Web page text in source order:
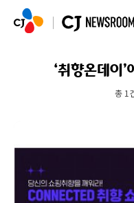
‘취향온데이
총 1